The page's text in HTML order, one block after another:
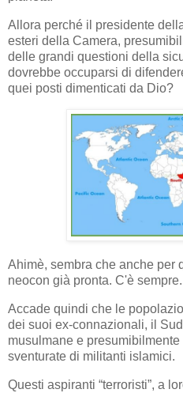
Allora perché il presidente
esteri della Camera,
delle grandi questioni della
dovrebbe occuparsi di
quei posti dimenticati da Dio?
Ahimè, sembra che anche per
neocon già pronta. C'è
Accade quindi che le
dei suoi ex-connazionali, il
musulmane e
sventurate di militanti islamici.
Questi aspiranti “terroristi”, a